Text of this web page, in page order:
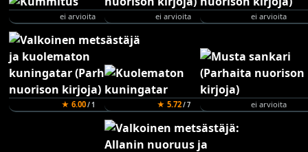
ei arvioita ei arvioita ei arvioita
★ 6.00/ 1 ★ 5.72/ 7 ei arvioita